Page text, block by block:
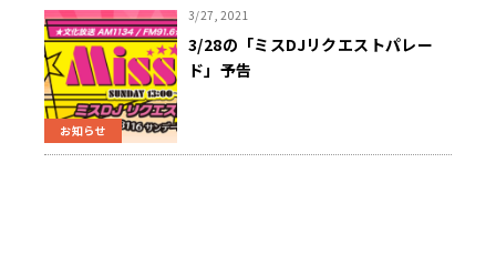
お知らせ
3/27, 2021
3/28の「ミスDJリクエストパレー
ド」予告